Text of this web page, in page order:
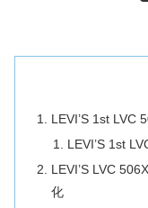
LEVI’S 1st LVC
LEVI’S 1st
LEVI’S LVC
化